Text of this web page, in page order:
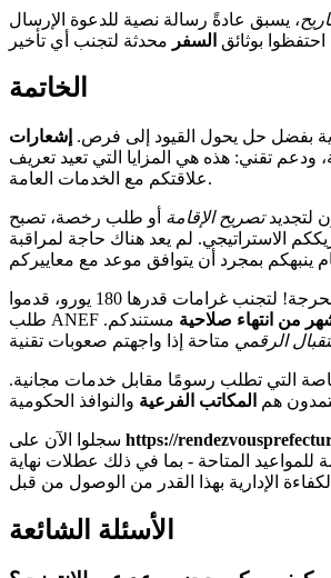
، يسبق عادةً رسالة نصية للدعوة الإرسال
احتفظوا بوثائق السفر
الخاتمة
بفضل حل يحول القيود إلى فرص. إشعارات
ودعم تقني: هذه هي المزايا التي تعيد تعريف
علاقتكم مع الخدمات العامة.
لتجديدتصريح الإقامة أو طلب رخصة، تصبح
الاستراتيجي. لم يعد هناك حاجة لمراقبة
احذروا المواعيد الحرجة! لتجنب غرامات قدرها 180 يورو، قدموا
مستندكم.
الرقمي
التي تطلب رسومًا مقابل خدمات مجانية.
هم
المكاتب الفرعية
https://
للمواعيد المتاحة - بما في ذلك عطلات نهاية
الأسئلة الشائعة